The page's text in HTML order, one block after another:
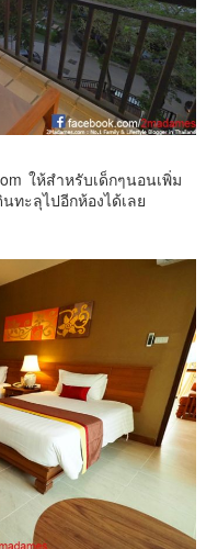
ให้สำหรับเด็กๆนอนเพิ่ม
ทะลุไปอีกห้องได้เลย